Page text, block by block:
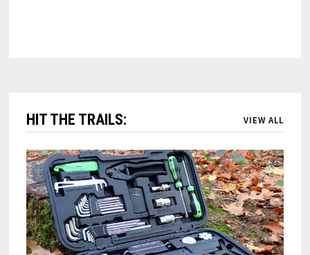
HIT THE TRAILS: VIEW ALL